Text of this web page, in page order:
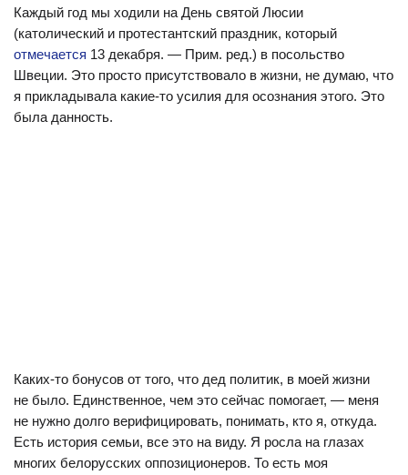
Каждый год мы ходили на День святой Люсии
(католический и протестантский праздник, который
отмечается 13 декабря. — Прим. ред.) в посольство
Швеции. Это просто присутствовало в жизни, не думаю, что
я прикладывала какие-то усилия для осознания этого. Это
была данность.
Каких-то бонусов от того, что дед политик, в моей жизни
не было. Единственное, чем это сейчас помогает, — меня
не нужно долго верифицировать, понимать, кто я, откуда.
Есть история семьи, все это на виду. Я росла на глазах
многих белорусских оппозиционеров. То есть моя